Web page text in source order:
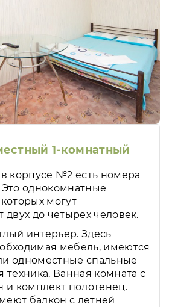
1-комнатный
корпусе №2 есть номера
однокомнатные
могут
двух до четырех человек.
интерьер. Здесь
мебель, имеются
одноместные спальные
техника. Ванная комната с
и комплект полотенец.
балкон с летней